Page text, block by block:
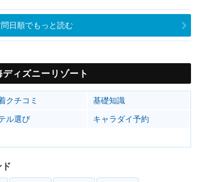
日順でもっと読む
ディズニーリゾート
クチコミ
基礎知識
ル選び
キャラダイ予約
ド